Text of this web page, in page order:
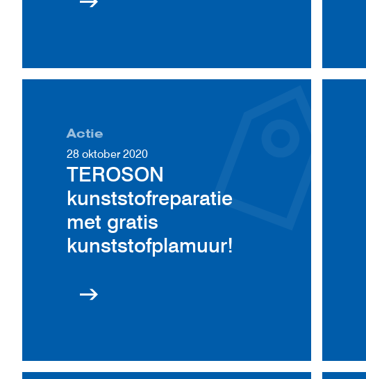
Actie
28 oktober 2020
TEROSON
kunststofreparatie
met gratis
kunststofplamuur!